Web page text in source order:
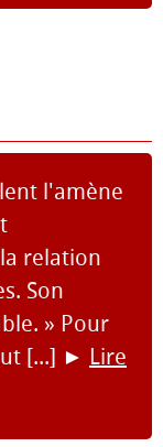
l'amène
relation
Son
» Pour
[...] ► Lire